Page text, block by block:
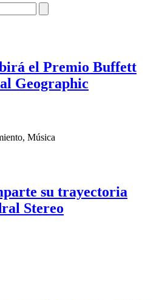
el Premio Buffett
Geographic
, Música
su trayectoria
Stereo